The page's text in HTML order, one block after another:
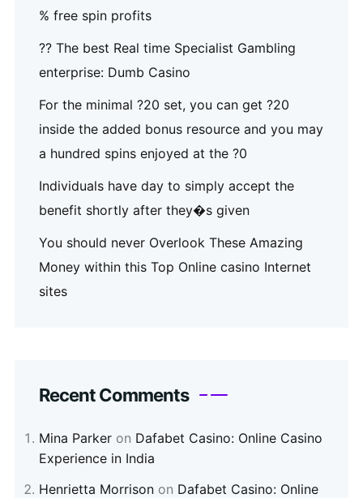
% free spin profits
?? The best Real time Specialist Gambling
enterprise: Dumb Casino
For the minimal ?20 set, you can get ?20
inside the added bonus resource and you may
a hundred spins enjoyed at the ?0
Individuals have day to simply accept the
benefit shortly after they�s given
You should never Overlook These Amazing
Money within this Top Online casino Internet
sites
Recent Comments
Mina Parker on Dafabet Casino: Online Casino
Experience in India
Henrietta Morrison on Dafabet Casino: Online